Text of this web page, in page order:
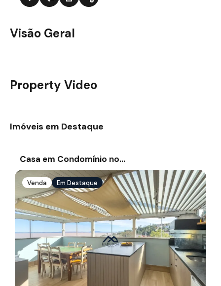
Visão Geral
Property Video
Imóveis em Destaque
Casa em Condomínio no…
Venda Em Destaque